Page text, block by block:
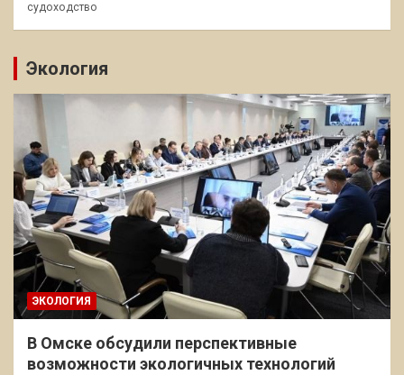
судоходство
Экология
ЭКОЛОГИЯ
В Омске обсудили перспективные
возможности экологичных технологий